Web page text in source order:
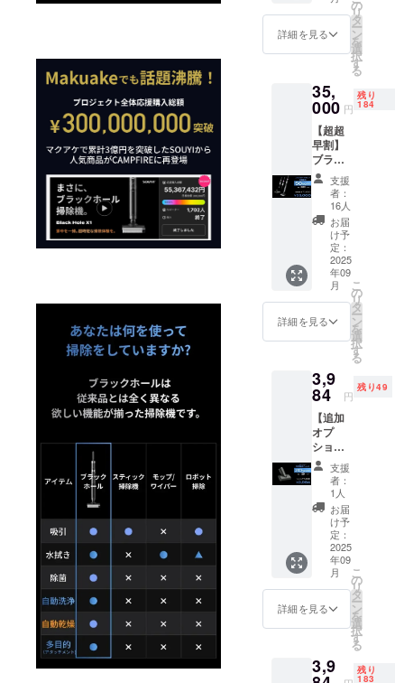
セッ
クリー
ナー消
臭剤3個
１（ラ
ベン
ダー、
ロー
ズ、レ
モンの3
種） ●
適格請
求書発
行事業
者登録
番号：
あり
（適格
請求書
業者登
録番号
インボ
イスが
必要な
場合
は、
メッ
セージ
にて実
行者に
直接お
問合せ
くださ
い）
体） ・
付属品
（5点）
自動乾
燥1個、
隙間ノ
ズル1
個、
2in1ブ
ラシ1
個、お
手入れ
ブラシ1
本、電
源アダ
プター1
臭剤
ト】 ・
クリー
セット
×3（ラ
ベン
ダー、
ロー
ズ、レ
モンの3
種） ●
適格請
求書発
行事業
者登録
番号：
あり
（適格
発行事
業者登
のある
商品名
5in1掃
除機
クリー
ナー消
臭剤
セット
【セッ
ト内
容】 ・
ブラッ
クホー
ル掃除
機×１台
（本
体） ・
付属品
（5点）
収納充
電スタ
隙間ノ
ズル1
個、
2in1ブ
ラシ1
個、お
手入れ
ブラシ1
本、電
源アダ
プター1
燥機
セッ
ト】 ・
クト衣
類乾燥
品（5
得！》
総額：
80,000
円 →
円
（51%
OFF）
【内
容】 ●
商品名
5in1掃
除機ス
ペシャ
ルセッ
【セッ
ト内
容】 ・
ブラッ
クホー
ル掃除
付属品
（5点）
収納充
電スタ
ンド兼
自動乾
燥1個、
隙間ノ
ズル1
個、
2in1ブ
ラシ1
個、お
手入れ
ブラシ1
本、電
源アダ
プター1
ルセッ
詳細を見る
の
リ
タ
ー
ン
を
選
択
す
る
35,
000 円
残り
184
【超超
早割】
ブラッ
クホー
ルX1掃
除機ス
タン
ダード
セット
×1／
SOUYI
《35,00
0円もお
得！》
総額：
70,000
35,000
円
（50%
OFF）
【内
容】 ●
商品名
5in1掃
除機ス
タン
ダード
セット
【セッ
ト内
容】 ・
ブラッ
クホー
機×１台
体） ・
付属品
支援
者：
16人
お届
け予
定：
2025
年09
月
詳細を見る
こ
の
リ
タ
ー
ン
を
選
択
す
る
3,9
84 円
残り49
【追加
オプ
ショ
ン】布
団掃除
ヘッド
×1
《996円
もお
得！》
総額：
4,980円
→
3,984円
（20%
OFF）
容】 ●
商品名
支援
者：
1人
お届
け予
定：
2025
年09
月
詳細を見る
こ
の
リ
タ
ー
ン
を
選
択
す
る
3,9 残り
183